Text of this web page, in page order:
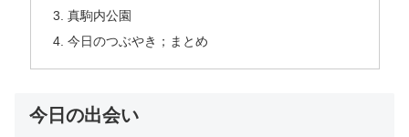
真駒内公園
今日のつぶやき；まとめ
今日の出会い